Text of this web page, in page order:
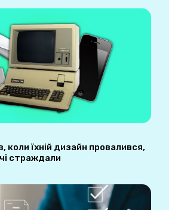
коли їхній дизайн провалився,
страждали